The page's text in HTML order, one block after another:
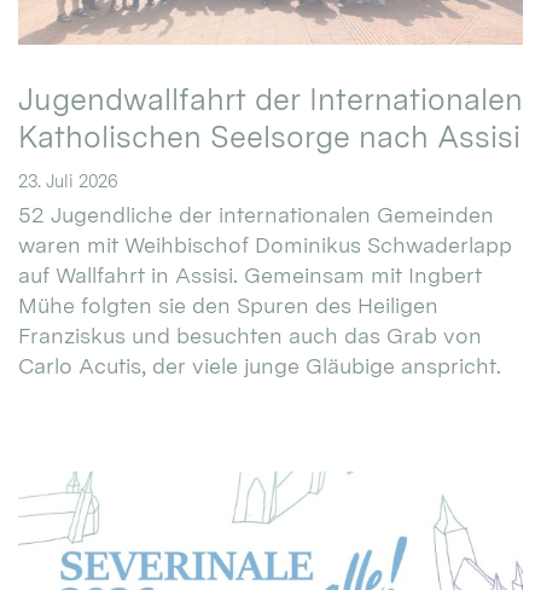
Jugendwallfahrt der Internationalen
Katholischen Seelsorge nach Assisi
23. Juli 2026
52 Jugendliche der internationalen Gemeinden
waren mit Weihbischof Dominikus Schwaderlapp
auf Wallfahrt in Assisi. Gemeinsam mit Ingbert
Mühe folgten sie den Spuren des Heiligen
Franziskus und besuchten auch das Grab von
Carlo Acutis, der viele junge Gläubige anspricht.